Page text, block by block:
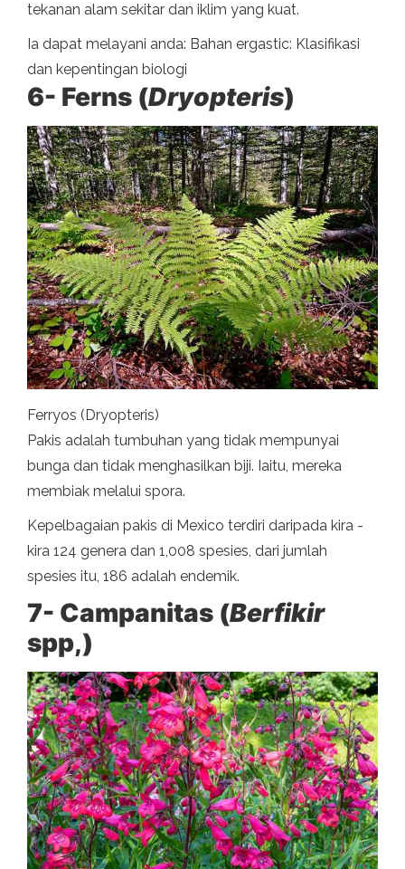
tekanan alam sekitar dan iklim yang kuat.
Ia dapat melayani anda: Bahan ergastic: Klasifikasi
dan kepentingan biologi
6- Ferns (Dryopteris)
Ferryos (Dryopteris)
Pakis adalah tumbuhan yang tidak mempunyai
bunga dan tidak menghasilkan biji. Iaitu, mereka
membiak melalui spora.
Kepelbagaian pakis di Mexico terdiri daripada kira -
kira 124 genera dan 1,008 spesies, dari jumlah
spesies itu, 186 adalah endemik.
7- Campanitas (Berfikir
spp,)